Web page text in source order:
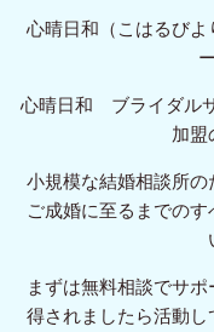
心晴日和（こはるび
心晴日和 ブライダル
加盟
小規模な結婚相談所の
ご成婚に至るまでの
まずは無料相談でサ
得されましたら活動